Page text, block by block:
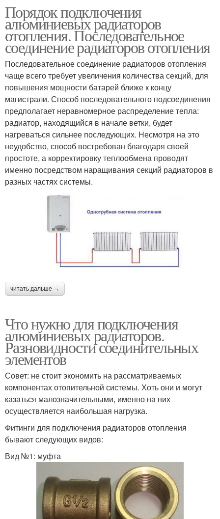
Порядок подключения
алюминиевых радиаторов
отопления. Последовательное
соединение радиаторов отопления
Последовательное соединение радиаторов отопления
чаще всего требует увеличения количества секций, для
повышения мощности батарей ближе к концу
магистрали. Способ последовательного подсоединения
предполагает неравномерное распределение тепла:
радиатор, находящийся в начале ветки, будет
нагреваться сильнее последующих. Несмотря на это
неудобство, способ востребован благодаря своей
простоте, а корректировку теплообмена проводят
именно посредством наращивания секций радиаторов в
разных частях системы.
читать дальше →
Что нужно для подключения
алюминиевых радиаторов.
Разновидности соединительных
элементов
Совет: не стоит экономить на рассматриваемых
компонентах отопительной системы. Хоть они и могут
казаться малозначительными, именно на них
осуществляется наибольшая нагрузка.
Фитинги для подключения радиаторов отопления
бывают следующих видов:
Вид №1: муфта